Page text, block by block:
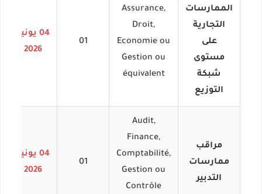
الممارسات
التجارية
على
مستوى
شبكة
التوزيع
Assurance,
Droit,
Economie ou
Gestion ou
équivalent
01
04 يونيو
2026
مراقب
ممارسات
التدبير
Audit,
Finance,
Comptabilité,
Gestion ou
Contrôle
01
04 يونيو
2026